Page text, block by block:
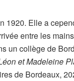
1920. Elle a
entre les
un collège de
et Madeleine
de Bordeaux,